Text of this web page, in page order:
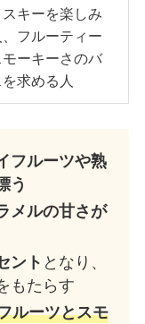
スキーを楽しみ
フルーティー
モーキーさのバ
求める人
フルーツや熟
う
メルの甘さが
ント となり、
もたらす
ルーツとスモ